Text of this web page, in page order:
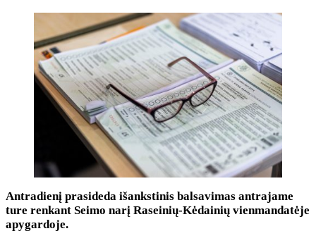
Antradienį prasideda išankstinis balsavimas antrajame
ture renkant Seimo narį Raseinių-Kėdainių vienmandatėje
apygardoje.